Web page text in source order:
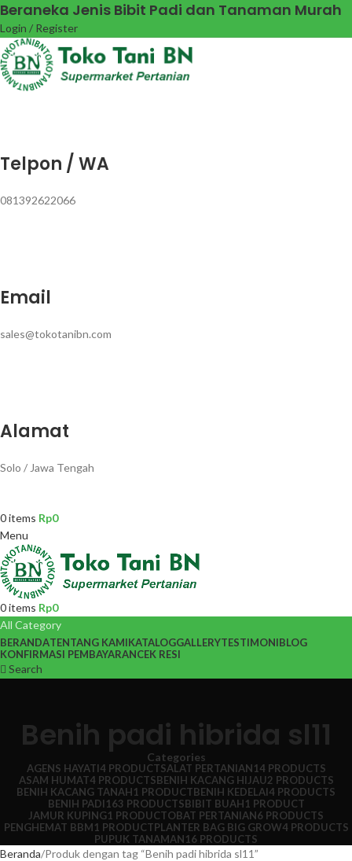
Beraneka Jenis Bibit Padi dan Tanaman Murah
Login / Register
Telpon / WA
081392622066
Email
sales@tokotanibn.com
Alamat
Solo / Jawa Tengah
0items Rp0
Menu
0items Rp0
All Category
BERANDATENTANG KAMIKATALOGGALLERYTESTIMONIBLOG
KONFIRMASI PEMBAYARANCEK RESI
Search
Benih padi hibrida sl11
Categories
AGENS HAYATI4 PRODUCTSALAT PERTANIAN14 PRODUCTS
ASAM HUMAT4 PRODUCTSBENIH KACANG HIJAU2 PRODUCTS
BENIH KACANG TANAH1 PRODUCTBENIH KEDELAI4 PRODUCTS
BENIH PADI163 PRODUCTSBIBIT BUAH1 PRODUCT
JAMUR KUPING1 PRODUCTOBAT PERTANIAN6 PRODUCTS
PENGHEMAT BBM1 PRODUCTPLANTER BAG BIG GROW4 PRODUCTS
PUPUK TANAMAN16 PRODUCTS
Beranda Produk dengan tag “Benih padi hibrida sl11”